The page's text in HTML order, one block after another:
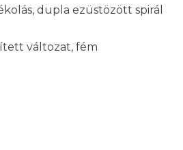
dupla ezüstözött spirál
változat, fém